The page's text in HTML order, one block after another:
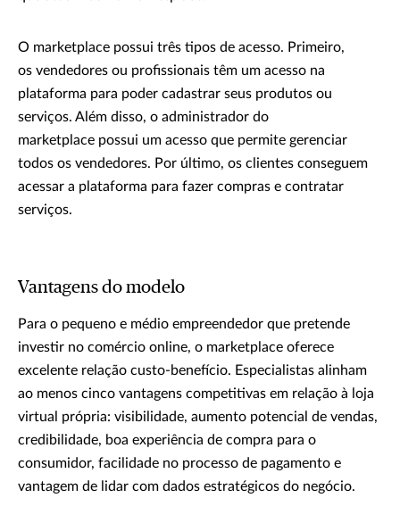
O marketplace possui três tipos de acesso. Primeiro,
os vendedores ou profissionais têm um acesso na
plataforma para poder cadastrar seus produtos ou
serviços. Além disso, o administrador do
marketplace possui um acesso que permite gerenciar
todos os vendedores. Por último, os clientes conseguem
acessar a plataforma para fazer compras e contratar
serviços.
Vantagens do modelo
Para o pequeno e médio empreendedor que pretende
investir no comércio online, o marketplace oferece
excelente relação custo-benefício. Especialistas alinham
ao menos cinco vantagens competitivas em relação à loja
virtual própria: visibilidade, aumento potencial de vendas,
credibilidade, boa experiência de compra para o
consumidor, facilidade no processo de pagamento e
vantagem de lidar com dados estratégicos do negócio.